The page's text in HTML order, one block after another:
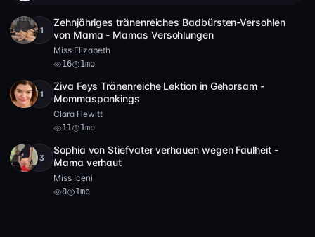
Full HD
+1
Zehnjähriges tränenreiches Badbürsten-Versohlen
von Mama - Mamas Versohlungen
Miss Elizabeth
16 1mo
Full HD
+1
Ziva Feys Tränenreiche Lektion in Gehorsam -
Mommaspankings
Clara Hewitt
11 1mo
Full HD 2 Video
+3
Sophia von Stiefvater verhauen wegen Faulheit -
Mama verhaut
Miss Iceni
8 1mo